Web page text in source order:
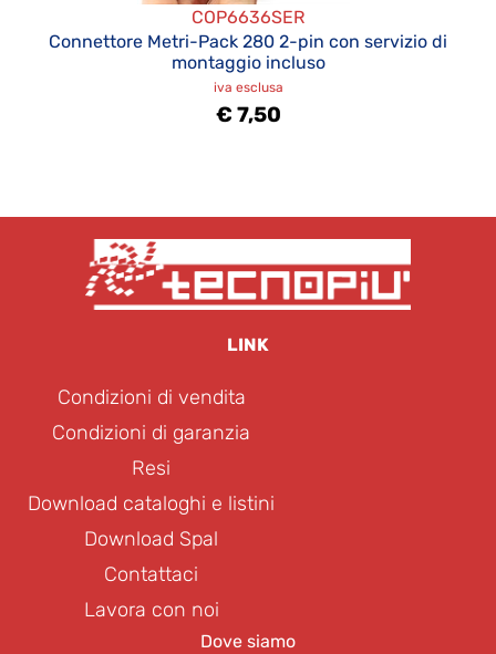
COP6636SER
Connettore Metri-Pack 280 2-pin con servizio di
montaggio incluso
iva esclusa
€ 7,50
LINK
Condizioni di vendita
Condizioni di garanzia
Resi
Download cataloghi e listini
Download Spal
Contattaci
Lavora con noi
Dove siamo